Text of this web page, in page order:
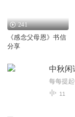
241
《感念父母恩》书信
分享
中秋闲
11